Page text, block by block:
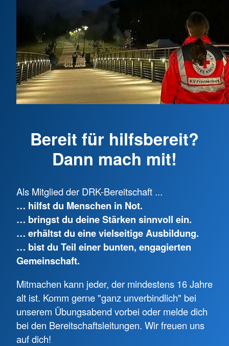
Bereit für hilfsbereit?
Dann mach mit!
Als Mitglied der DRK-Bereitschaft ...
… hilfst du Menschen in Not.
… bringst du deine Stärken sinnvoll ein.
… erhältst du eine vielseitige Ausbildung.
… bist du Teil einer bunten, engagierten
Gemeinschaft.
Mitmachen kann jeder, der mindestens 16 Jahre
alt ist. Komm gerne "ganz unverbindlich" bei
unserem Übungsabend vorbei oder melde dich
bei den Bereitschaftsleitungen. Wir freuen uns
auf dich!